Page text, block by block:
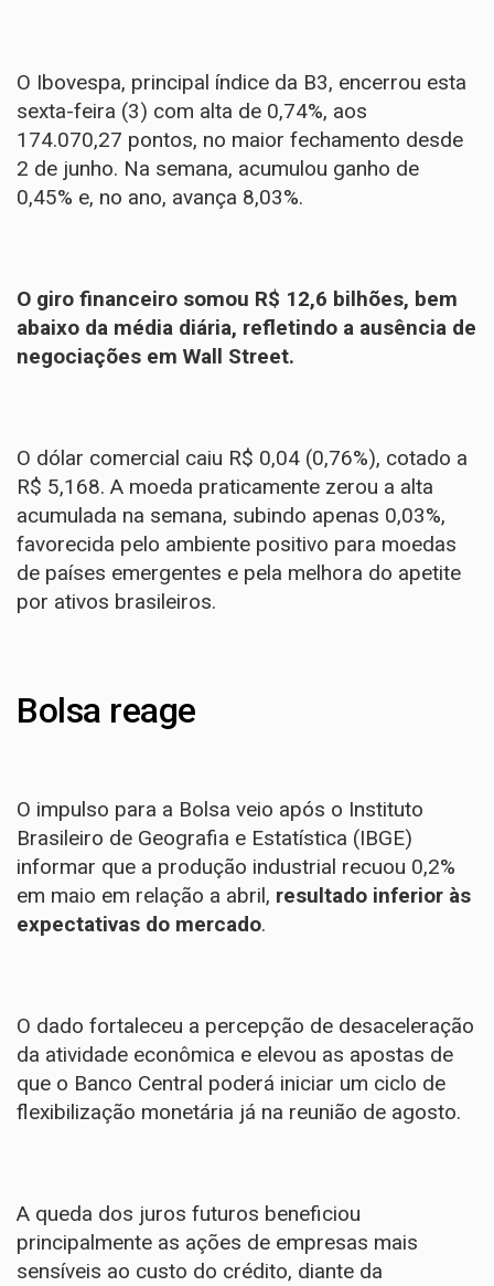
O Ibovespa, principal índice da B3, encerrou esta
sexta-feira (3) com alta de 0,74%, aos
174.070,27 pontos, no maior fechamento desde
2 de junho. Na semana, acumulou ganho de
0,45% e, no ano, avança 8,03%.
O giro financeiro somou R$ 12,6 bilhões, bem
abaixo da média diária, refletindo a ausência de
negociações em Wall Street.
O dólar comercial caiu R$ 0,04 (0,76%), cotado a
R$ 5,168. A moeda praticamente zerou a alta
acumulada na semana, subindo apenas 0,03%,
favorecida pelo ambiente positivo para moedas
de países emergentes e pela melhora do apetite
por ativos brasileiros.
Bolsa reage
O impulso para a Bolsa veio após o Instituto
Brasileiro de Geografia e Estatística (IBGE)
informar que a produção industrial recuou 0,2%
em maio em relação a abril, resultado inferior às
expectativas do mercado.
O dado fortaleceu a percepção de desaceleração
da atividade econômica e elevou as apostas de
que o Banco Central poderá iniciar um ciclo de
flexibilização monetária já na reunião de agosto.
A queda dos juros futuros beneficiou
principalmente as ações de empresas mais
sensíveis ao custo do crédito, diante da